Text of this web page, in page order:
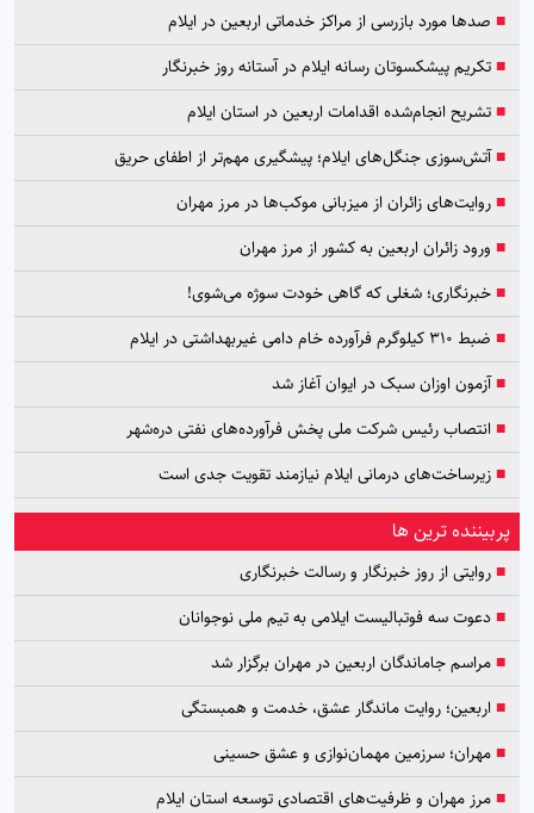
■ صدها مورد بازرسی از مراکز خدماتی اربعین در ایلام
■تکریم پیشکسوتان رسانه ایلام در آستانه روز خبرنگار
■تشریح انجام‌شده اقدامات اربعین در استان ایلام
■آتش‌سوزی جنگل‌های ایلام؛ پیشگیری مهم‌تر از اطفای حریق
■روایت‌های زائران از میزبانی موکب‌ها در مرز مهران
■ ورود زائران اربعین به کشور از مرز مهران
■خبرنگاری؛ شغلی که گاهی خودت سوژه می‌شوی!
■ ضبط ۳۱۰ کیلوگرم فرآورده خام دامی غیربهداشتی در ایلام
■آزمون اوزان سبک در ایوان آغاز شد
■ انتصاب رئیس شرکت ملی پخش فرآورده‌های نفتی دره‌شهر
■زیرساخت‌های درمانی ایلام نیازمند تقویت جدی است
پربیننده ترین ها
■روایتی از روز خبرنگار و رسالت خبرنگاری
■دعوت سه فوتبالیست ایلامی به تیم ملی نوجوانان
■مراسم جاماندگان اربعین در مهران برگزار شد
■ اربعین؛ روایت ماندگار عشق، خدمت و همبستگی
■مهران؛ سرزمین مهمان‌نوازی و عشق حسینی
■مرز مهران و ظرفیت‌های اقتصادی توسعه استان ایلام